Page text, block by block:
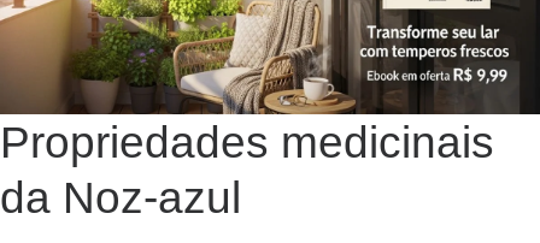
Propriedades medicinais
da Noz-azul